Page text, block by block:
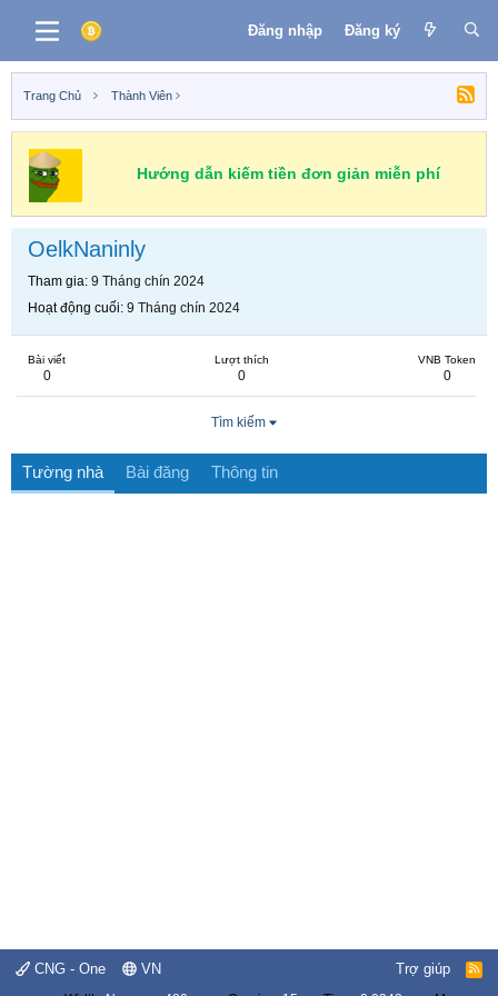
Đăng nhập Đăng ký
Trang Chủ Thành Viên
Hướng dẫn kiếm tiền đơn giản miễn phí
OelkNaninly
Tham gia 9 Tháng chín 2024
Hoạt động cuối 9 Tháng chín 2024
Bài viết
0
Lượt thích
0
VNB Token
0
Tìm kiếm
Tường nhà Bài đăng Thông tin
CNG - One VN Trợ giúp
R